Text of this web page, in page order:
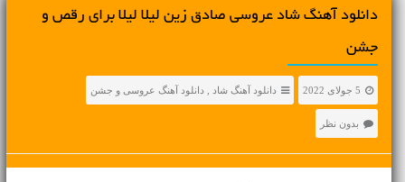
دانلود آهنگ شاد عروسی صادق زین لیلا لیلا برای رقص و
جشن
5 جولای 2022 دانلود آهنگ شاد دانلود آهنگ عروسی و جشن
بدون نظر